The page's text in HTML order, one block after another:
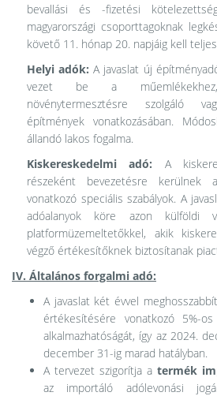
bevallási és -fizetési
magyarországi csoporttagoknak
követő 11. hónap 20. napjáig kell
Helyi adók:A javaslat új
vezet be a
növénytermesztésre szolgáló
építmények vonatkozásában.
állandó lakos fogalma.
Kiskereskedelmi adó: A
részeként bevezetésre kerülnek
vonatkozó speciális szabályok. A
adóalanyok köre azon külföldi
platformüzemeltetőkkel, akik
végző értékesítőknek biztosítanak
IV. Általános forgalmi adó:
A javaslat két évvel
értékesítésére vonatkozó 5%-
alkalmazhatóságát, így az 2024.
december 31-ig marad hatályban.
A tervezet szigorítja a termék
az importáló adólevonási